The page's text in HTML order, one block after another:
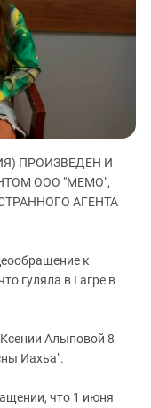
В ЧЕЧНЕ
АКТИВИСТОВ
И ПРОТЕСТЫ
ПРОИЗВЕДЕН И
ООО "МЕМО",
АГЕНТА
к
гуляла в Гагре в
Алыповой 8
Иахьа".
что 1 июня